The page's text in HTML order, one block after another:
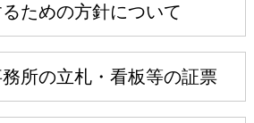
ための⽅針について
所の立札・看板等の証票